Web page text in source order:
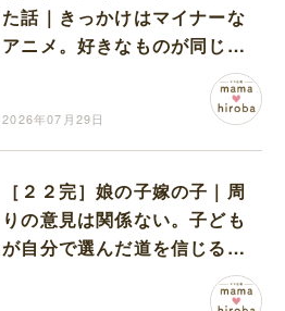
た話｜きっかけはマイナーな
アニメ。好きなものが同じで
2026年07月29日
［２２完］娘の子嫁の子｜周
りの意見は関係ない。子ども
が自分で選んだ道を信じるこ
とが親にできる一番の応援